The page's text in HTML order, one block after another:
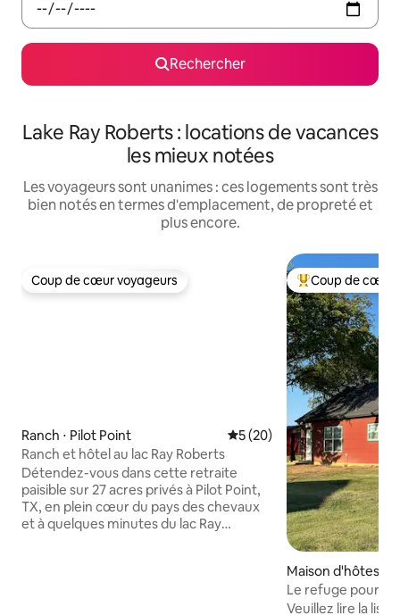
Rechercher
Lake Ray Roberts : locations de vacances
les mieux notées
Les voyageurs sont unanimes : ces logements sont très
bien notés en termes d'emplacement, de propreté et
plus encore.
Coup de cœur voyageurs
Coup de cœur voyageurs
Ranch ⋅ Pilot Point Évaluation moyenne sur la
5 (20)
Ranch et hôtel au lac Ray Roberts
Détendez-vous dans cette retraite
paisible sur 27 acres privés à Pilot Point,
TX, en plein cœur du pays des chevaux
et à quelques minutes du lac Ray
Coups de cœur
Coup de cœur
Maison d'hôtes ⋅
Le refuge pour
Veuillez lire la